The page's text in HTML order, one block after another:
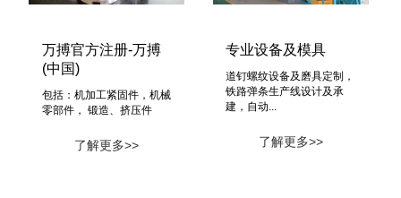
万搏官方注册-万搏
(中国)
包括：机加工紧固件，机械
零部件， 锻造、挤压件
了解更多>>
专业设备及模具
道钉螺纹设备及磨具定制，
铁路弹条生产线设计及承
建，自动...
了解更多>>